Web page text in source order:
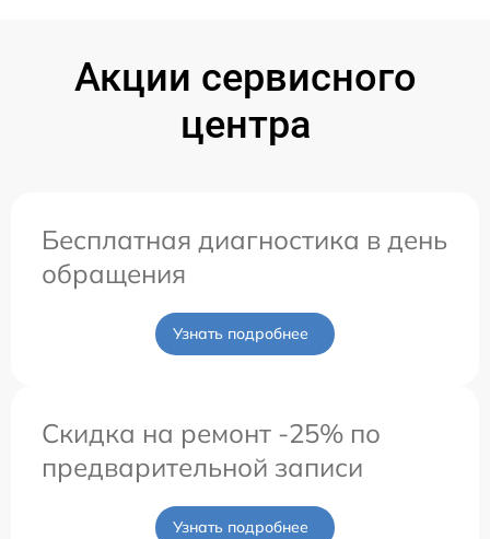
Акции сервисного
центра
Бесплатная диагностика в день
обращения
Узнать подробнее
Скидка на ремонт -25% по
предварительной записи
Узнать подробнее